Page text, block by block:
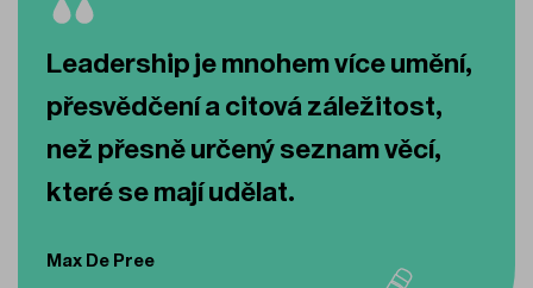
Leadership je mnohem více umění,
přesvědčení a citová záležitost,
než přesně určený seznam věcí,
které se mají udělat.
Max De Pree